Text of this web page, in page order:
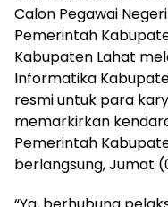
Calon Pegawai
Pemerintah
Kabupaten Lahat
Informatika
resmi untuk para
memarkirkan
Pemerintah
berlangsung, Jumat